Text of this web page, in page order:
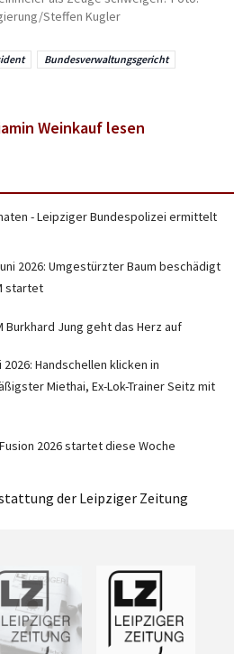
Steffen Kugler
Bundesverwaltungsgericht
Weinkauf lesen
- Leipziger Bundespolizei ermittelt
2026: Umgestürzter Baum beschädigt
startet
Burkhard Jung geht das Herz auf
Handschellen klicken in
Miethai, Ex-Lok-Trainer Seitz mit
2026 startet diese Woche
der Leipziger Zeitung